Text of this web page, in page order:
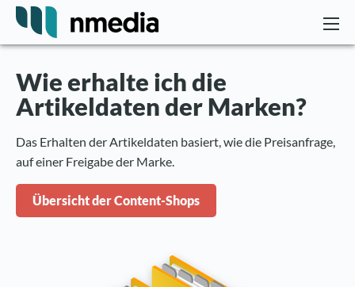
Wie erhalte ich die
Artikeldaten der Marken?
Das Erhalten der Artikeldaten basiert, wie die Preisanfrage,
auf einer Freigabe der Marke.
Übersicht der Content-Shops